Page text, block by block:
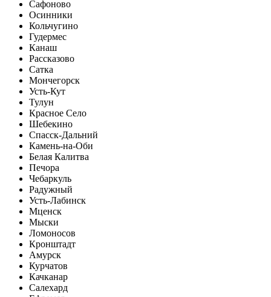
Сафоново
Осинники
Кольчугино
Гудермес
Канаш
Рассказово
Сатка
Мончегорск
Усть-Кут
Тулун
Красное Село
Шебекино
Спасск-Дальний
Камень-на-Оби
Белая Калитва
Печора
Чебаркуль
Радужный
Усть-Лабинск
Мценск
Мыски
Ломоносов
Кронштадт
Амурск
Курчатов
Качканар
Салехард